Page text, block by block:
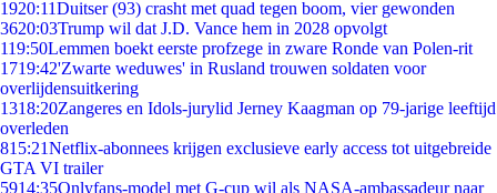
1920:11Duitser (93) crasht met quad tegen boom, vier gewonden
3620:03Trump wil dat J.D. Vance hem in 2028 opvolgt
119:50Lemmen boekt eerste profzege in zware Ronde van Polen-rit
1719:42'Zwarte weduwes' in Rusland trouwen soldaten voor
overlijdensuitkering
1318:20Zangeres en Idols-jurylid Jerney Kaagman op 79-jarige leeftijd
overleden
815:21Netflix-abonnees krijgen exclusieve early access tot uitgebreide
GTA VI trailer
5914:35Onlyfans-model met G-cup wil als NASA-ambassadeur naar